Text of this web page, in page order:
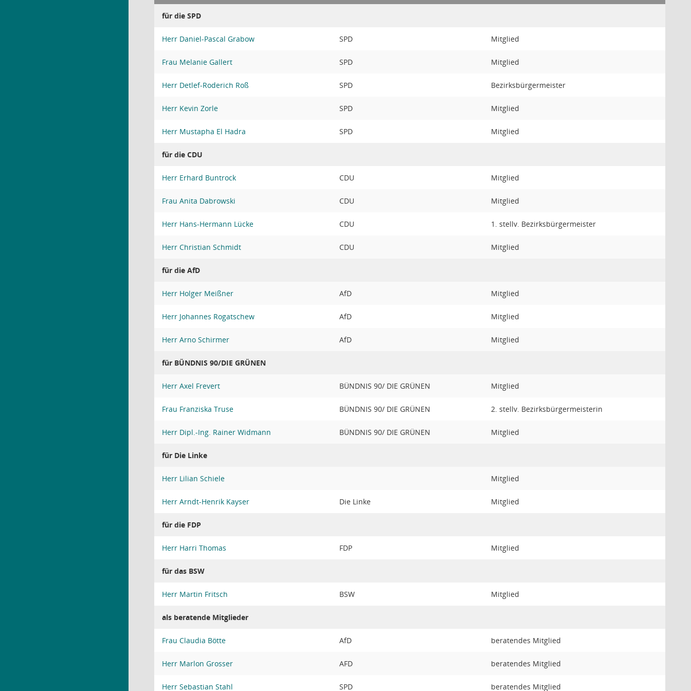
für die SPD
Herr Daniel-Pascal Grabow SPD Mitglied
Frau Melanie Gallert SPD Mitglied
Herr Detlef-Roderich Roß SPD Bezirksbürgermeister
Herr Kevin Zorle SPD Mitglied
Herr Mustapha El Hadra SPD Mitglied
für die CDU
Herr Erhard Buntrock CDU Mitglied
Frau Anita Dabrowski CDU Mitglied
Herr Hans-Hermann Lücke CDU 1. stellv. Bezirksbürgermeister
Herr Christian Schmidt CDU Mitglied
für die AfD
Herr Holger Meißner AfD Mitglied
Herr Johannes Rogatschew AfD Mitglied
Herr Arno Schirmer AfD Mitglied
für BÜNDNIS 90/DIE GRÜNEN
Herr Axel Frevert BÜNDNIS 90/ DIE GRÜNEN Mitglied
Frau Franziska Truse BÜNDNIS 90/ DIE GRÜNEN 2. stellv. Bezirksbürgermeisterin
Herr Dipl.-Ing. Rainer Widmann BÜNDNIS 90/ DIE GRÜNEN Mitglied
für Die Linke
Herr Lilian Schiele Mitglied
Herr Arndt-Henrik Kayser Die Linke Mitglied
für die FDP
Herr Harri Thomas FDP Mitglied
für das BSW
Herr Martin Fritsch BSW Mitglied
als beratende Mitglieder
Frau Claudia Bötte AfD beratendes Mitglied
Herr Marlon Grosser AFD beratendes Mitglied
Herr Sebastian Stahl SPD beratendes Mitglied